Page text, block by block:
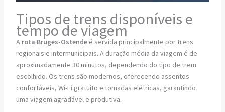
Tipos de trens disponíveis e
tempo de viagem
A rota Bruges-Ostendeé servida principalmente por trens
regionais e intermunicipais. A duração média da viagem é de
aproximadamente 30 minutos, dependendo do tipo de trem
escolhido. Os trens são modernos, oferecendo assentos
confortáveis, Wi-Fi gratuito e tomadas elétricas, garantindo
uma viagem agradável e produtiva.